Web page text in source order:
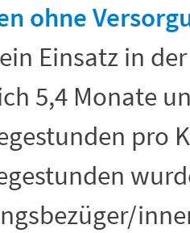
ohne
Einsatz in
5,4 Monate
pro